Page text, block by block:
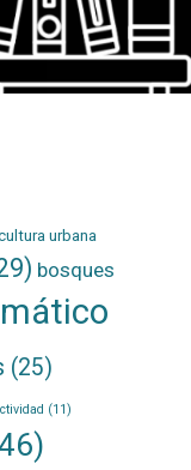
urbana
bosques
(25)
(11)